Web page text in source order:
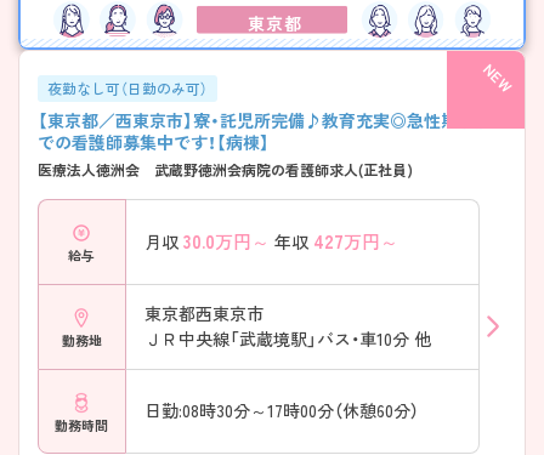
東京都
夜勤なし可（日勤のみ可）
【東京都／西東京市】寮・託児所完備♪教育充実◎急性期病院
での看護師募集中です！【病棟】
医療法人徳洲会 武蔵野徳洲会病院の看護師求人(正社員)
給与
月収 30.0万円～ 年収 427万円～
勤務地
東京都西東京市
ＪＲ中央線「武蔵境駅」バス・車10分 他
勤務時間
日勤:08時30分～17時00分（休憩60分）